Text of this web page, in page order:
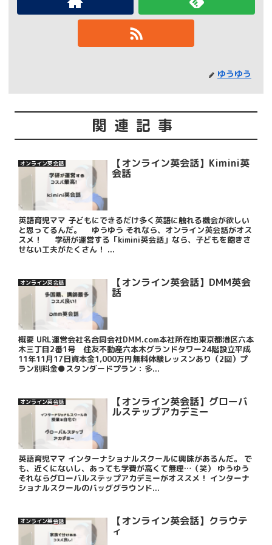
ゆうゆう
関連記事
オンライン英会話 【オンライン英会話】Kimini英
会話
英語育児ママ 子どもにできるだけ多く英語に触れる機会が欲しい
と思ってるんだ。 ゆうゆう それなら、オンライン英会話がオス
スメ！ 学研が運営する「kimini英会話」なら、子どもを飽きさ
せない工夫がたくさん！ ...
オンライン英会話 【オンライン英会話】DMM英会
話
概要 URL運営会社名合同会社DMM.com本社所在地東京都港区六本
木三丁目2番1号 住友不動産六本木グランドタワー24階設立平成
11年11月17日資本金1,000万円無料体験レッスンあり（2回）プ
ラン別料金●スタンダードプラン：多...
オンライン英会話 【オンライン英会話】グローバ
ルステップアカデミー
英語育児ママ インターナショナルスクールに興味があるんだ。 で
も、近くにないし、あっても学費が高くて無理…（笑） ゆうゆう
それならグローバルステップアカデミーがオススメ！ インターナ
ショナルスクールのバッググラウンド...
オンライン英会話 【オンライン英会話】クラウテ
ィ